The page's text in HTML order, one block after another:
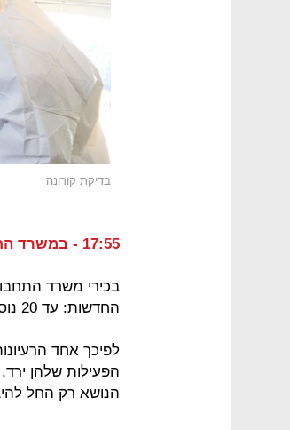
בדיקת קורונה
17:55 - במשרד התחבורה בוחנים: תגבור קווים באוטובוסים מושבתים
בכירי משרד
החדשות: עד 20 נוסעים באוטובוס, ללא מזגנים ועם חלונות פתוחים.
לפיכך אחד
הפעילות שלהן
הנושא רק החל